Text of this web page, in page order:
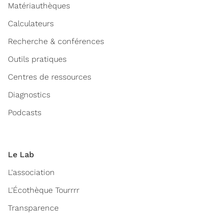
Matériauthèques
Calculateurs
Recherche & conférences
Outils pratiques
Centres de ressources
Diagnostics
Podcasts
Le Lab
L'association
L'Écothèque Tourrrr
Transparence